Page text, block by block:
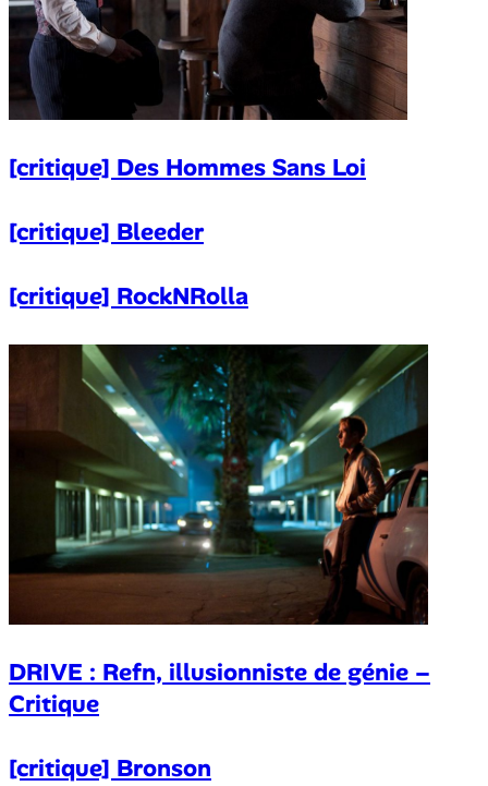
[critique] Des Hommes Sans Loi
[critique] Bleeder
[critique] RockNRolla
DRIVE : Refn, illusionniste de génie –
Critique
[critique] Bronson